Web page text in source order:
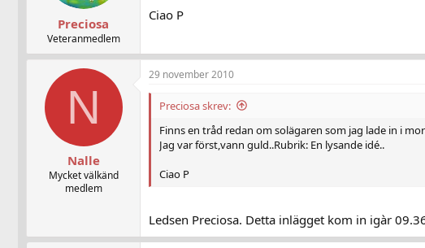
Preciosa
Veteranmedlem
Ciao P
N
Nalle
Mycket välkänd
medlem
29 november 2010
Preciosa skrev:
Finns en tråd redan om solägaren som jag lade in i
Jag var först,vann guld..Rubrik: En lysande idé..
Ciao P
Ledsen Preciosa. Detta inlägget kom in igàr